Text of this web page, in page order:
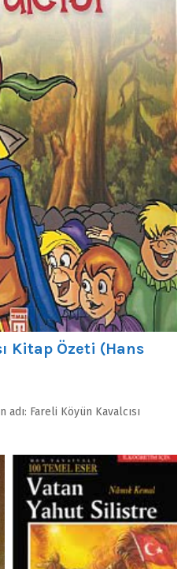
Kitap Özeti (Hans
Fareli Köyün Kavalcısı